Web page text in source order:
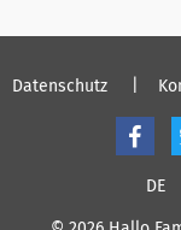
Datenschutz
DE